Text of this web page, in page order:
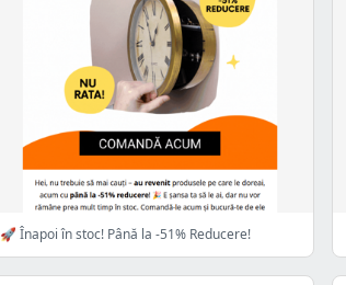
🚀 Înapoi în stoc! Până la -51% Reducere!